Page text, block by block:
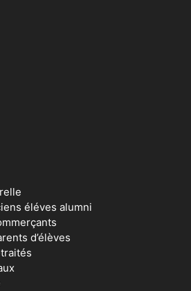
éléves alumni
d’élèves